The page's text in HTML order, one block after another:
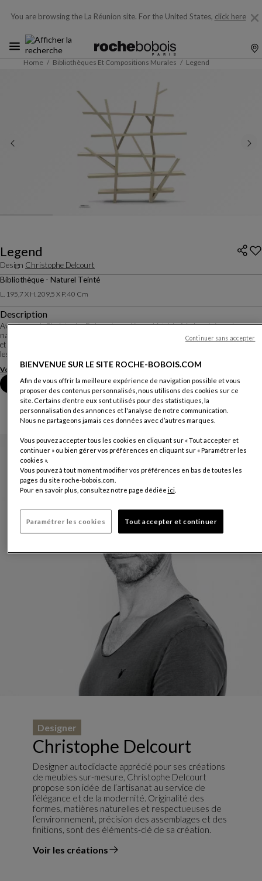
You are browsing the La Réunion site. For the United States, click here
Home Bibliothèques Et Compositions Murales Legend
Legend
Design Christophe Delcourt
Bibliothèque - Naturel Teinté
L. 195,7 X H. 209,5 X P. 40 Cm
Description
Avec Legend, Christophe Delcourt a créé un objet à la fois inspiré par la
nature et qui la respecte. Entièrement réalisée en assemblage de bois massif
et dans une pure logique d'éco-conception, chaque pièce est unique et conserve
les caractéristiques...
Voir plus Télécharger la fiche technique
Prendre rendez-vous en magasin
Christophe Delcourt
Designer
Designer autodidacte apprécié pour ses créations
de meubles sur-mesure, Christophe Delcourt
propose son idée de l’artisanat au service de
l’élégance et de la modernité. Originalité des
formes, matières naturelles et respectueuses de
l’environnement, précision des assemblages et des
finitions, sont des éléments-clé de sa création.
Voir les créations
du designer
BIENVENUE SUR LE SITE ROCHE-BOBOIS.COM
Afin de vous offrir la meilleure expérience de navigation possible et vous
proposer des contenus personnalisés, nous utilisons des cookies sur ce
site. Certains d’entre eux sont utilisés pour des statistiques, la
personnalisation des annonces et l'analyse de notre communication.
Nous ne partageons jamais ces données avec d’autres marques.
Vous pouvez accepter tous les cookies en cliquant sur « Tout accepter et
continuer » ou bien gérer vos préférences en cliquant sur « Paramétrer les
cookies ».
Vous pouvez à tout moment modifier vos préférences en bas de toutes les
pages du site roche-bobois.com.
Pour en savoir plus, consultez notre page dédiée ici.
Paramétrer les cookies Tout accepter et continuer
Continuer sans accepter